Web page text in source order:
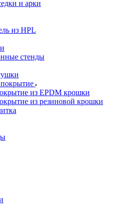
и арки
из HPL
стенды
из EPDM крошки
из резиновой крошки